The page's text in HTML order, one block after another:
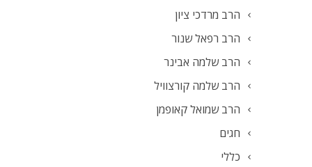
הרב מרדכי ציון
הרב רפאל שנור
הרב שלמה אבינר
הרב שלמה קורצוויל
הרב שמואל קאופמן
חגים
כללי